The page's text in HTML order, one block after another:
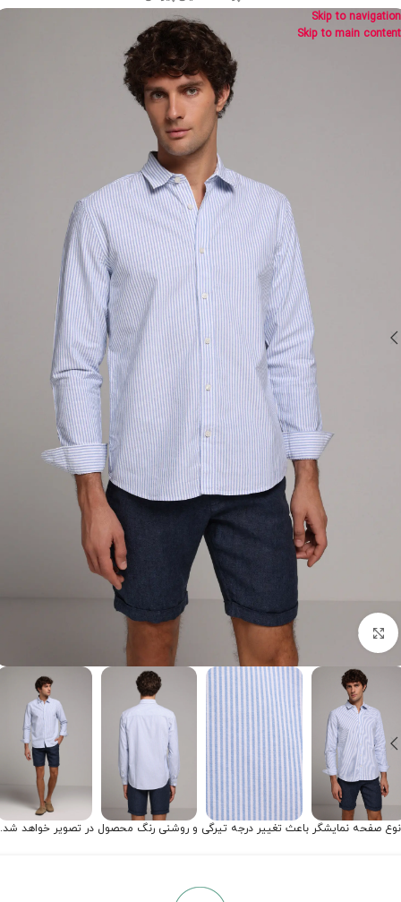
Skip to navigation
Skip to main content
برای بزرگنمایی کلیک کنید
نوع صفحه نمایشگر باعث تغییر درجه تیرگی و روشنی رنگ محصول در تصویر خواهد شد.